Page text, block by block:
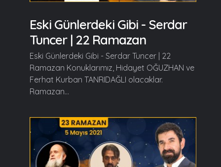
Eski Günlerdeki Gibi - Serdar
Tuncer | 22 Ramazan
Eski Günlerdeki Gibi - Serdar Tuncer | 22
Ramazan Konuklarımız, Hidayet OĞUZHAN ve
Ferhat Kurban TANRIDAĞLI olacaklar.
Ramazan...